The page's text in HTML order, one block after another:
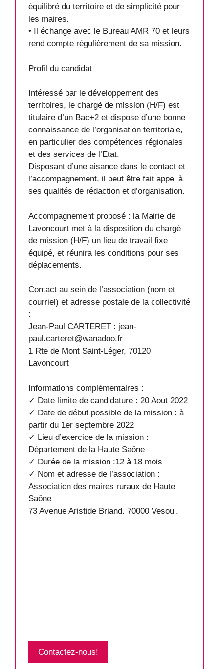
équilibré du territoire et de simplicité pour
les maires.
• Il échange avec le Bureau AMR 70 et leurs
rend compte régulièrement de sa mission.
Profil du candidat
Intéressé par le développement des
territoires, le chargé de mission (H/F) est
titulaire d’un Bac+2 et dispose d’une bonne
connaissance de l’organisation territoriale,
en particulier des compétences régionales
et des services de l’Etat.
Disposant d’une aisance dans le contact et
l’accompagnement, il peut être fait appel à
ses qualités de rédaction et d’organisation.
Accompagnement proposé : la Mairie de
Lavoncourt met à la disposition du chargé
de mission (H/F) un lieu de travail fixe
équipé, et réunira les conditions pour ses
déplacements.
Contact au sein de l’association (nom et
courriel) et adresse postale de la collectivité
:
Jean-Paul CARTERET : jean-
paul.carteret@wanadoo.fr
1 Rte de Mont Saint-Léger, 70120
Lavoncourt
Informations complémentaires :
✓ Date limite de candidature : 20 Aout 2022
✓ Date de début possible de la mission : à
partir du 1er septembre 2022
✓ Lieu d’exercice de la mission :
Département de la Haute Saône
✓ Durée de la mission :12 à 18 mois
✓ Nom et adresse de l’association :
Association des maires ruraux de Haute
Saône
73 Avenue Aristide Briand. 70000 Vesoul.
Contactez-nous!